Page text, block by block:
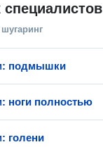
специалистов
подмышки
ноги полностью
голени